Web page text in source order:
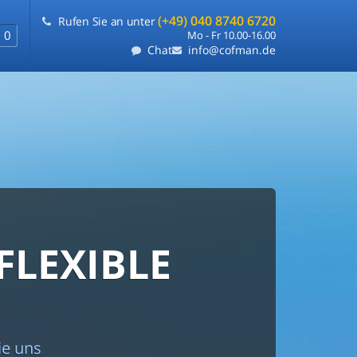
0
Rufen Sie an unter(+49) 040 8740 6720
Mo - Fr 10.00-16.00
Chat info@cofman.de
IN
uns